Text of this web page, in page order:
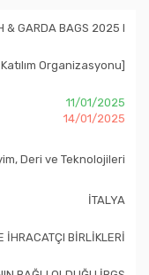
& GARDA BAGS 2025 I
Organizasyonu]
11/01/2025
14/01/2025
Deri ve Teknolojileri
İTALYA
İHRACATÇI BİRLİKLERİ